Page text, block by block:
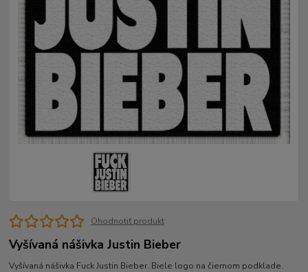
Ohodnotiť produkt
Vyšívaná nášivka Justin Bieber
Vyšívaná nášivka Fuck Justin Bieber. Biele logo na čiernom podklade.